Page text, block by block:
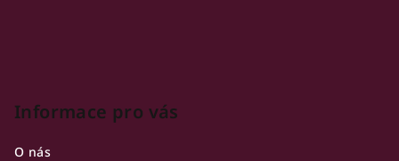
Informace pro vás
O nás